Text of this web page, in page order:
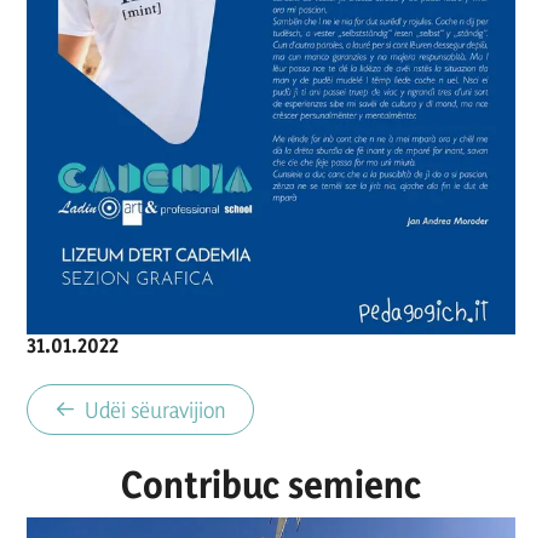
Matura y pona?
31.01.2022
Udëi sëuravijion
Contribuc semienc